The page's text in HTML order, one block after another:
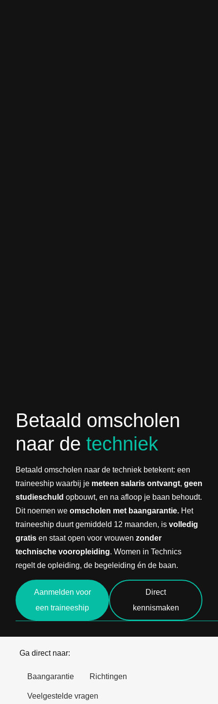
Betaald omscholen
naar de techniek
Betaald omscholen naar de techniek betekent: een
traineeship waarbij je meteen salaris ontvangt, geen
studieschuld opbouwt, en na afloop je baan behoudt.
Dit noemen we omscholen met baangarantie. Het
traineeship duurt gemiddeld 12 maanden, is volledig
gratis en staat open voor vrouwen zonder
technische vooropleiding. Women in Technics
regelt de opleiding, de begeleiding én de baan.
Aanmelden voor
een traineeship
Direct
kennismaken
Ga direct naar:
Baangarantie Richtingen
Veelgestelde vragen